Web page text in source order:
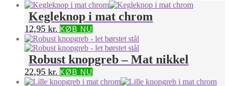
Kegleknop i mat chrom
12,95 kr. KØB NU
Robust knopgreb – Mat nikkel
22,95 kr. KØB NU